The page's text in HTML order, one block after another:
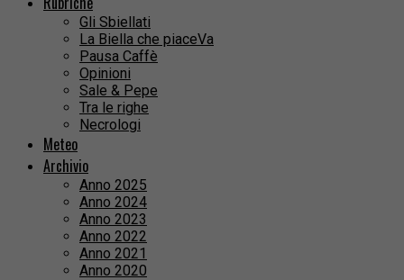
Gli Sbiellati
La Biella che piaceVa
Pausa Caffè
Opinioni
Sale & Pepe
Tra le righe
Necrologi
Meteo
Archivio
Anno 2025
Anno 2024
Anno 2023
Anno 2022
Anno 2021
Anno 2020